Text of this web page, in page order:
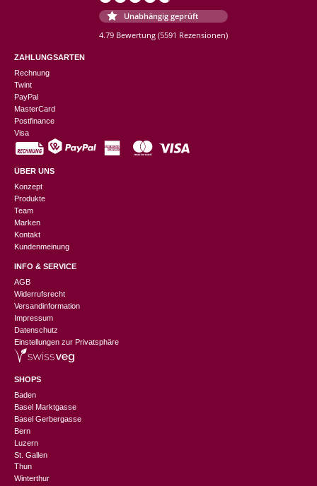
Unabhängig geprüft
4.79 Bewertung (5591 Rezensionen)
ZAHLUNGSARTEN
Rechnung
Twint
PayPal
MasterCard
Postfinance
Visa
ÜBER UNS
Konzept
Produkte
Team
Marken
Kontakt
Kundenmeinung
INFO & SERVICE
AGB
Widerrufsrecht
Versandinformation
Impressum
Datenschutz
Einstellungen zur Privatsphäre
SHOPS
Baden
Basel Marktgasse
Basel Gerbergasse
Bern
Luzern
St. Gallen
Thun
Winterthur